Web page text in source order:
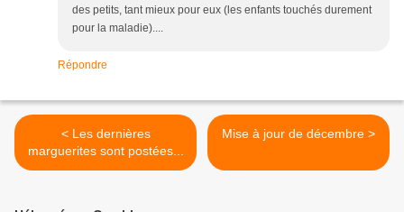
des petits, tant mieux pour eux (les enfants touchés durement
pour la maladie)....
Répondre
< Les dernières
marguerites sont postées...
Mise à jour de décembre >